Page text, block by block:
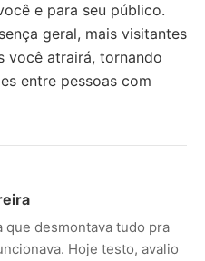
e para seu público.
geral, mais visitantes
você atrairá, tornando
entre pessoas com
que desmontava tudo pra
Hoje testo, avalio